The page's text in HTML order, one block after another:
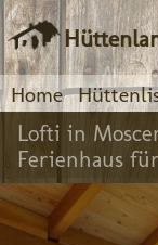
Home
Lofti in
Ferienhaus